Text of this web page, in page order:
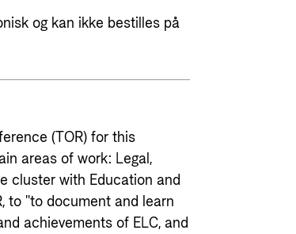
og kan ikke bestilles på
(TOR) for this
areas of work: Legal,
cluster with Education and
to "to document and learn
achievements of ELC, and